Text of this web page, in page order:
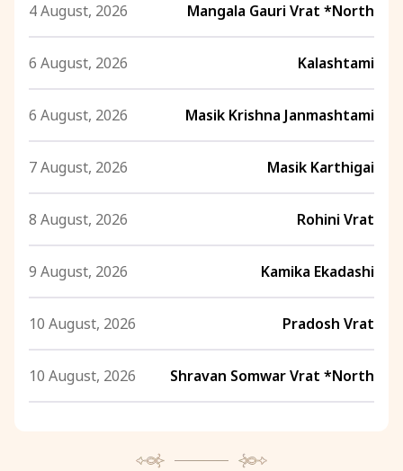
4 August, 2026 Mangala Gauri Vrat *North
6 August, 2026 Kalashtami
6 August, 2026 Masik Krishna Janmashtami
7 August, 2026 Masik Karthigai
8 August, 2026 Rohini Vrat
9 August, 2026 Kamika Ekadashi
10 August, 2026 Pradosh Vrat
10 August, 2026 Shravan Somwar Vrat *North